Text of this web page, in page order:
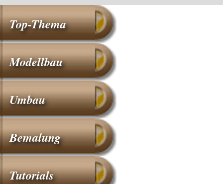
Top-Thema
Modellbau
Umbau
Bemalung
Tutorials